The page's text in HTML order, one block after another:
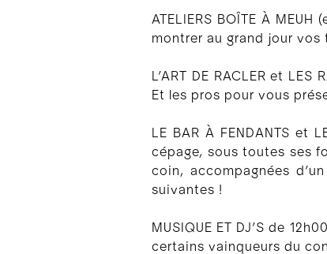
ATELIERS BOÎTE À
montrer au grand jour vos
L’ART DE RACLER et
Et les pros pour vous
LE BAR À FENDANTS et
cépage, sous toutes ses
coin, accompagnées
suivantes !
MUSIQUE ET DJ’S de
certains vainqueurs du